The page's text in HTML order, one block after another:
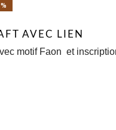
AVEC LIEN
motif Faon et